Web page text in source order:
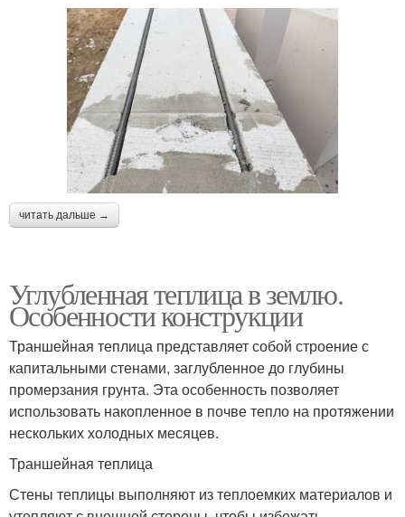
читать дальше →
Углубленная теплица в землю.
Особенности конструкции
Траншейная теплица представляет собой строение с
капитальными стенами, заглубленное до глубины
промерзания грунта. Эта особенность позволяет
использовать накопленное в почве тепло на протяжении
нескольких холодных месяцев.
Траншейная теплица
Стены теплицы выполняют из теплоемких материалов и